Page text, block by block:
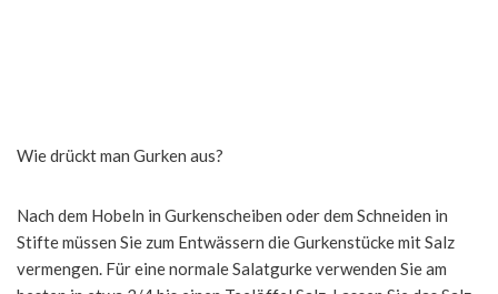
Wie drückt man Gurken aus?
Nach dem Hobeln in Gurkenscheiben oder dem Schneiden in
Stifte müssen Sie zum Entwässern die Gurkenstücke mit Salz
vermengen. Für eine normale Salatgurke verwenden Sie am